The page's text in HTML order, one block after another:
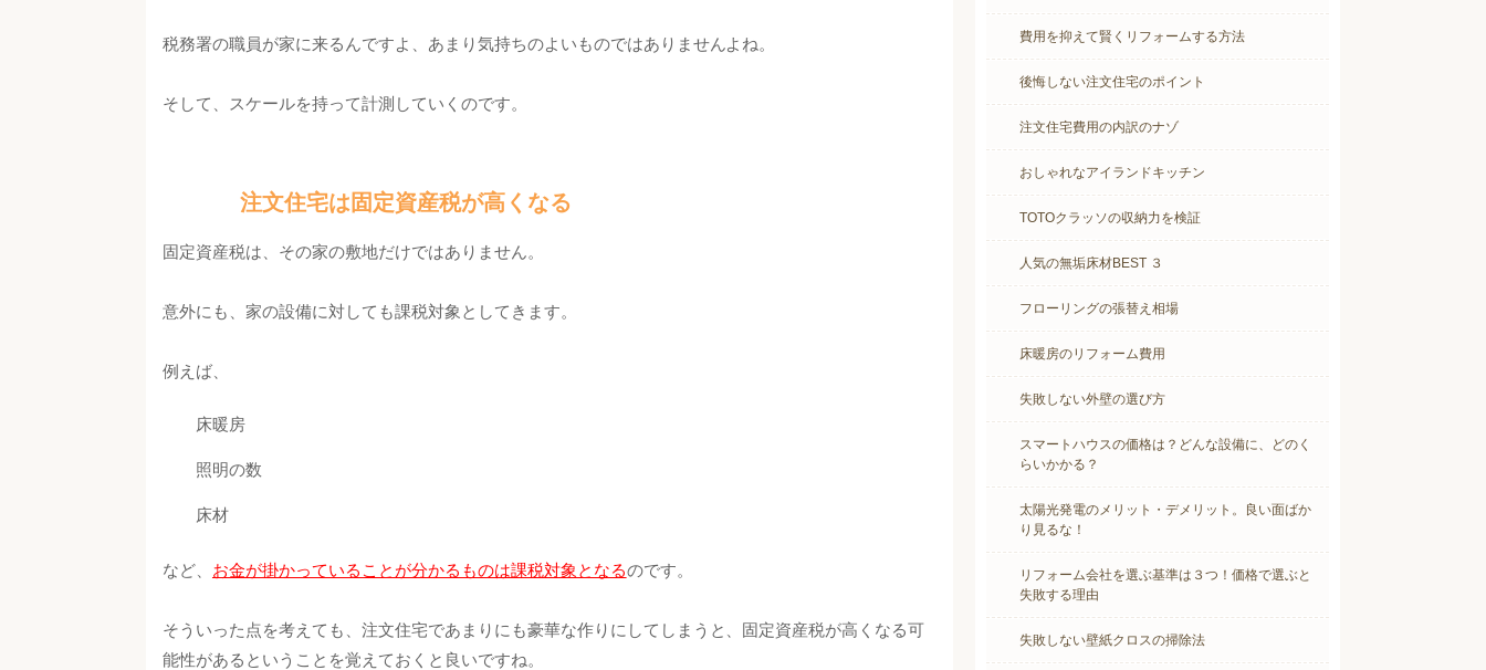
税務署の職員が家に来るんですよ、あまり気持ちのよいものではありませんよね。
そして、スケールを持って計測していくのです。
注文住宅は固定資産税が高くなる
固定資産税は、その家の敷地だけではありません。
意外にも、家の設備に対しても課税対象としてきます。
例えば、
床暖房
照明の数
床材
など、 お金が掛かっていることが分かるものは課税対象となるのです。
そういった点を考えても、注文住宅であまりにも豪華な作りにしてしまうと、固定資産税が高くなる可
能性があるということを覚えておくと良いですね。
費用を抑えて賢くリフォームする方法
後悔しない注文住宅のポイント
注文住宅費用の内訳のナゾ
おしゃれなアイランドキッチン
TOTOクラッソの収納力を検証
人気の無垢床材BEST ３
フローリングの張替え相場
床暖房のリフォーム費用
失敗しない外壁の選び方
スマートハウスの価格は？どんな設備に、どのく
らいかかる？
太陽光発電のメリット・デメリット。良い面ばか
り見るな！
リフォーム会社を選ぶ基準は３つ！価格で選ぶと
失敗する理由
失敗しない壁紙クロスの掃除法